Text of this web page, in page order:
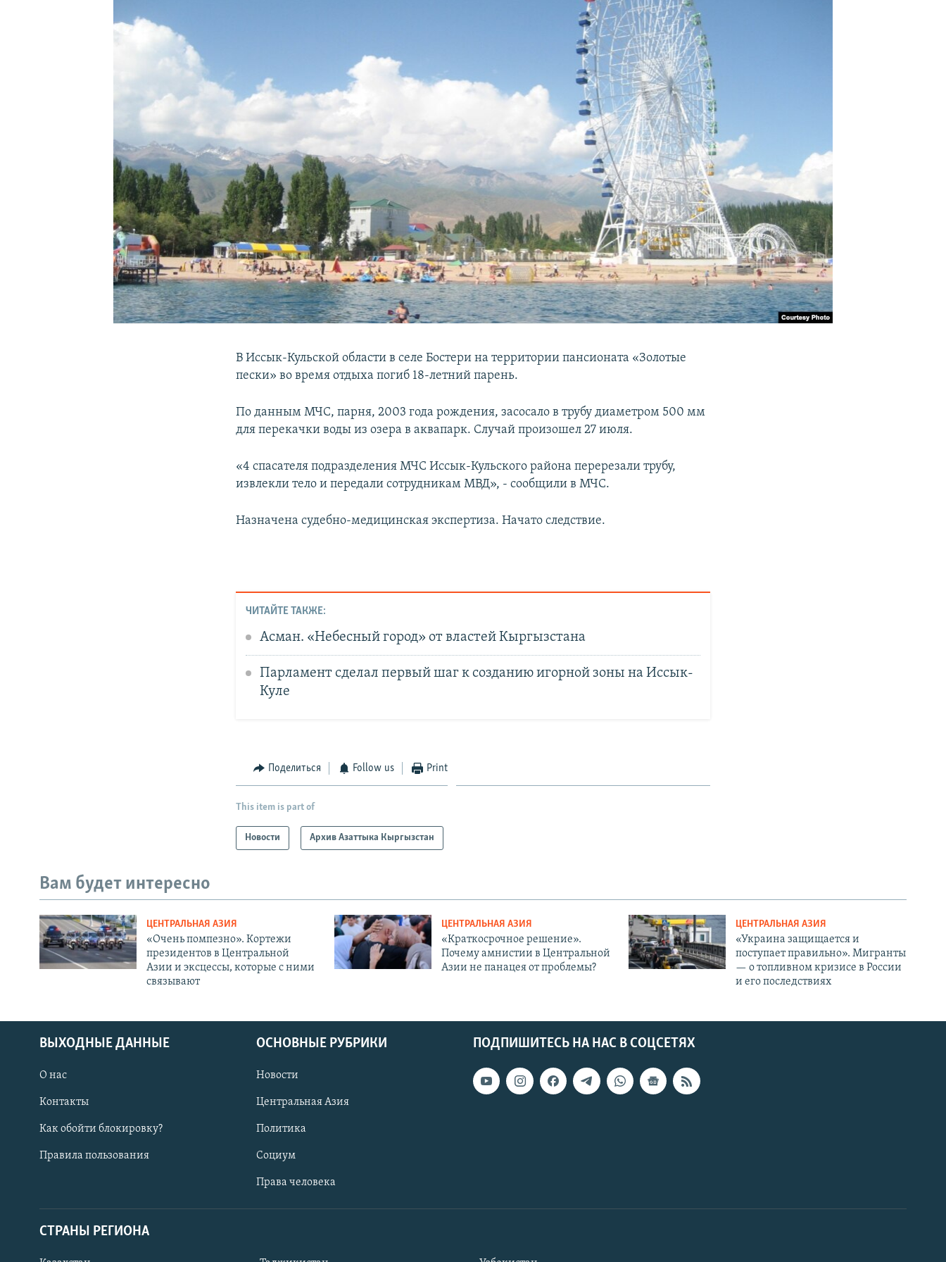
В Иссык-Кульской области в селе Бостери на территории пансионата «Золотые
пески» во время отдыха погиб 18-летний парень.
По данным МЧС, парня, 2003 года рождения, засосало в трубу диаметром 500 мм
для перекачки воды из озера в аквапарк. Случай произошел 27 июля.
«4 спасателя подразделения МЧС Иссык-Кульского района перерезали трубу,
извлекли тело и передали сотрудникам МВД», - сообщили в МЧС.
Назначена судебно-медицинская экспертиза. Начато следствие.
ЧИТАЙТЕ ТАКЖЕ:
Асман. «Небесный город» от властей Кыргызстана
Парламент сделал первый шаг к созданию игорной зоны на Иссык-
Куле
Поделиться Follow us Print
This item is part of
Новости Архив Азаттыка Кыргызстан
Вам будет интересно
ЦЕНТРАЛЬНАЯ АЗИЯ
«Очень помпезно». Кортежи
президентов в Центральной
Азии и эксцессы, которые с ними
связывают
ЦЕНТРАЛЬНАЯ АЗИЯ
«Краткосрочное решение».
Почему амнистии в Центральной
Азии не панацея от проблемы?
ЦЕНТРАЛЬНАЯ АЗИЯ
«Украина защищается и
поступает правильно». Мигранты
— о топливном кризисе в России
и его последствиях
ПОДПИШИТЕСЬ НА НАС В СОЦСЕТЯХ
ВЫХОДНЫЕ ДАННЫЕ
О нас
Контакты
Как обойти блокировку?
Правила пользования
ОСНОВНЫЕ РУБРИКИ
Новости
Центральная Азия
Политика
Социум
Права человека
СТРАНЫ РЕГИОНА